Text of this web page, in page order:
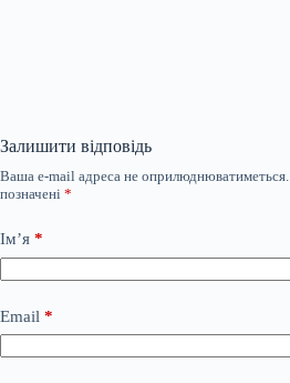
Залишити відповідь
Ваша e-mail адреса не оприлюднюватиметься.
позначені *
Ім’я *
Email *